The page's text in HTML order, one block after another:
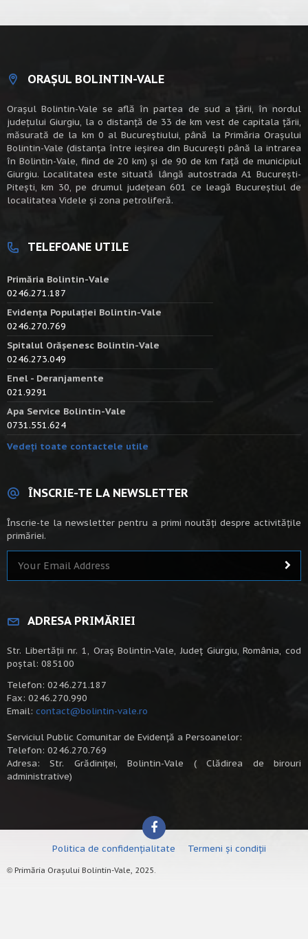
ORAȘUL BOLINTIN-VALE
Oraşul Bolintin-Vale se află în partea de sud a ţării, în nordul
judeţului Giurgiu, la o distanţă de 33 de km vest de capitala țării,
măsurată de la km 0 al Bucureștiului, până la Primăria Orașului
Bolintin-Vale (distanța între ieșirea din București până la intrarea
în Bolintin-Vale, fiind de 20 km) şi de 90 de km faţă de municipiul
Giurgiu. Localitatea este situată lângă autostrada A1 Bucureşti-
Piteşti, km 30, pe drumul judeţean 601 ce leagă Bucureştiul de
localitatea Videle şi zona petroliferă.
TELEFOANE UTILE
Primăria Bolintin-Vale
0246.271.187
Evidența Populației Bolintin-Vale
0246.270.769
Spitalul Orășenesc Bolintin-Vale
0246.273.049
Enel - Deranjamente
021.9291
Apa Service Bolintin-Vale
0731.551.624
Vedeți toate contactele utile
ÎNSCRIE-TE LA NEWSLETTER
Înscrie-te la newsletter pentru a primi noutăți despre activitățile
primăriei.
ADRESA PRIMĂRIEI
Str. Libertății nr. 1, Oraș Bolintin-Vale, Județ Giurgiu, România, cod
poștal: 085100
Telefon: 0246.271.187
Fax: 0246.270.990
Email: contact@bolintin-vale.ro
Serviciul Public Comunitar de Evidență a Persoanelor:
Telefon: 0246.270.769
Adresa: Str. Grădiniței, Bolintin-Vale ( Clădirea de birouri
administrative)
Politica de confidențialitate Termeni și condiții
© Primăria Orașului Bolintin-Vale, 2025.